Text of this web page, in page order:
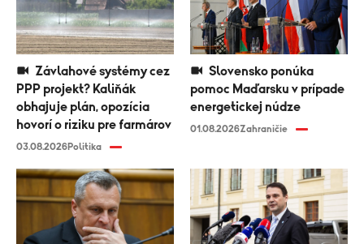
PPP projekt? Kaliňák
obhajuje plán, opozícia
hovorí o riziku pre farmárov
03.08.2026Politika
pomoc Maďarsku v prípade
energetickej núdze
01.08.2026Zahraničie